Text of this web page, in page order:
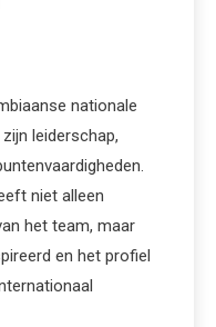
nationale
leiderschap,
niet alleen
het team, maar
en het profiel